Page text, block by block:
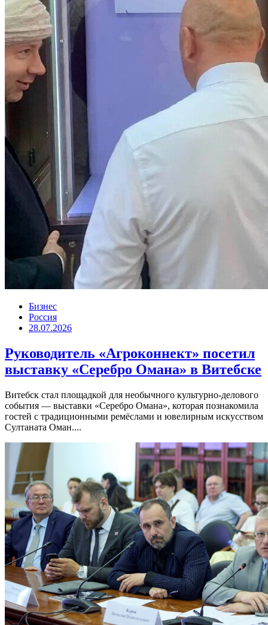
Бизнес
Россия
28.07.2026
Руководитель «Агроконнект» посетил
выставку «Серебро Омана» в Витебске
Витебск стал площадкой для необычного культурно-делового
события — выставки «Серебро Омана», которая познакомила
гостей с традиционными ремёслами и ювелирным искусством
Султаната Оман....